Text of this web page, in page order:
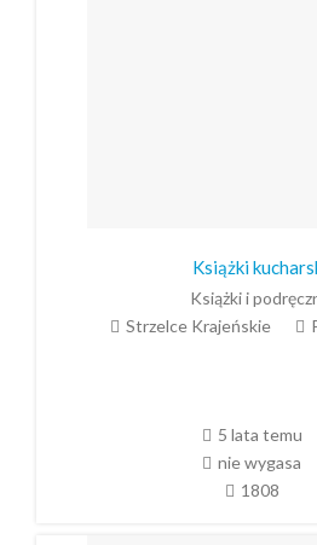
Książki
Książki i
Strzelce Krajeńskie
5 lata temu
nie wygasa
1808